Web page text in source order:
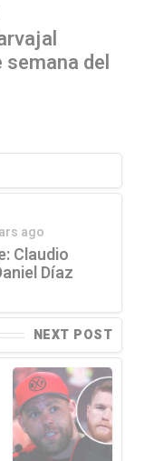
del
ago
Claudio
Díaz
NEXT POST